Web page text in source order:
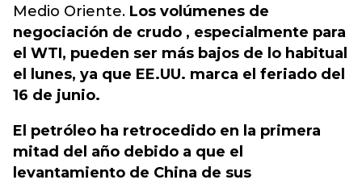
Medio Oriente. Los volúmenes de
negociación de crudo , especialmente para
el WTI, pueden ser más bajos de lo habitual
el lunes, ya que EE.UU. marca el feriado del
16 de junio.
El petróleo ha retrocedido en la primera
mitad del año debido a que el
levantamiento de China de sus